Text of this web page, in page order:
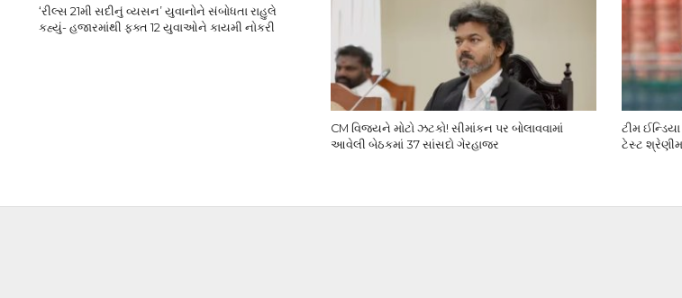
‘રીલ્સ 21મી સદીનું વ્યસન’ યુવાનોને સંબોધતા રાહુલે
કહ્યું- હજારમાંથી ફક્ત 12 યુવાઓને કાયમી નોકરી
CM વિજયને મોટો ઝટકો! સીમાંકન પર બોલાવવામાં
આવેલી બેઠકમાં 37 સાંસદો ગેરહાજર
ટીમ
ટેસ્ટ